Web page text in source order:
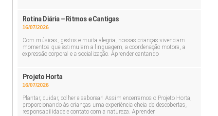
Rotina Diária – Ritmos e Cantigas
16/07/2026
Com músicas, gestos e muita alegria, nossas crianças vivenciam
momentos que estimulam a linguagem, a coordenação motora, a
expressão corporal e a socialização. Aprender cantando
Projeto Horta
16/07/2026
Plantar, cuidar, colher e saborear! Assim encerramos o Projeto Horta,
proporcionando às crianças uma experiência cheia de descobertas,
responsabilidade e contato com a natureza. Aprender